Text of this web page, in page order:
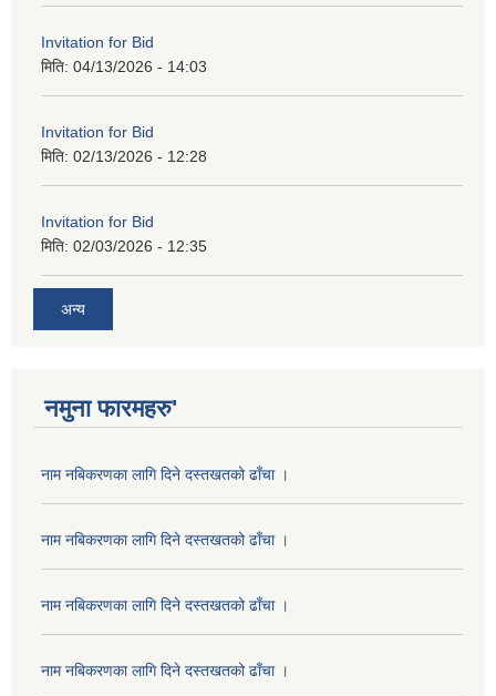
Invitation for Bid
मिति: 04/13/2026 - 14:03
Invitation for Bid
मिति: 02/13/2026 - 12:28
Invitation for Bid
मिति: 02/03/2026 - 12:35
अन्य
नमुना फारमहरु'
नाम नबिकरणका लागि दिने दस्तखतको ढाँचा ।
नाम नबिकरणका लागि दिने दस्तखतको ढाँचा ।
नाम नबिकरणका लागि दिने दस्तखतको ढाँचा ।
नाम नबिकरणका लागि दिने दस्तखतको ढाँचा ।